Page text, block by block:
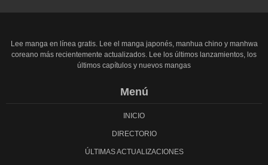
Lee manga en línea gratis. Lee el manga japonés, manhua chino y manhwa
coreano más recientemente actualizados. Lee los últimos lanzamientos, los
últimos capítulos y nuevos mangas
Menú
INICIO
DIRECTORIO
ÚLTIMAS ACTUALIZACIONES